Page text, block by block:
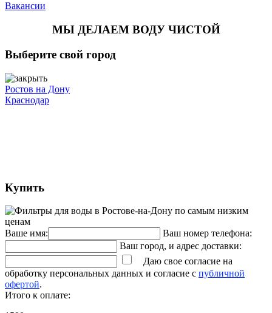
Вакансии
МЫ ДЕЛАЕМ ВОДУ ЧИСТОЙ
Выберите свой город
Ростов на Дону
Краснодар
Купить
Ваше имя:
Ваш номер телефона:
Ваш город, и адрес доставки:
Даю свое согласие на
обработку персональных данных и согласие с публичной
офертой.
Итого к оплате: